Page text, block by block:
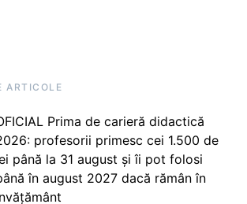
ARTICOLE
Prima de carieră didactică
profesorii primesc cei 1.500 de
până la 31 august și îi pot folosi
în august 2027 dacă rămân în